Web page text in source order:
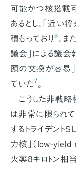
可能かつ核搭載
あるとし、「近い
積もっており6、
議会」による議
頭の交換が容易
ていた7。
こうした非戦略
は非常に限られ
するトライデント
力核」（low-
火薬8キロトン相